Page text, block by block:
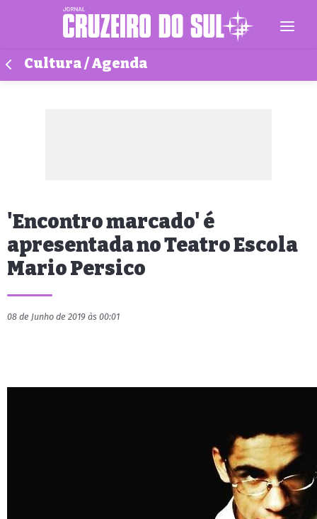
Cultura / Agenda
'Encontro marcado' é
apresentada no Teatro Escola
Mario Persico
08 de Junho de 2019 às 00:01